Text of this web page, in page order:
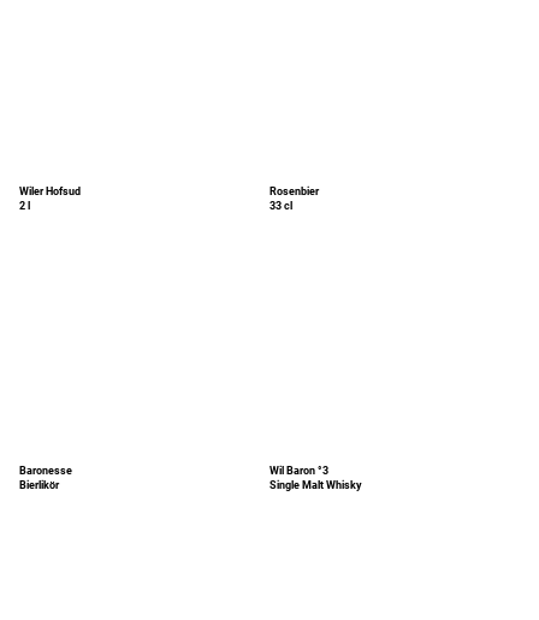
Wiler Hofsud
2 l
Rosenbier
33 cl
Baronesse
Bierlikör
Wil Baron °3
Single Malt Whisky